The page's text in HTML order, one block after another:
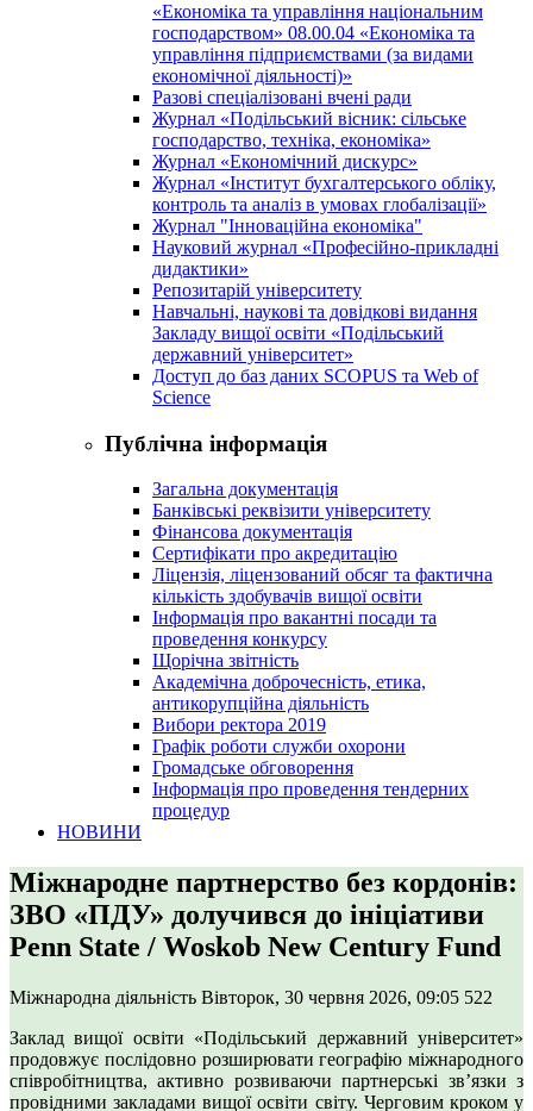
«Економіка та управління національним
господарством» 08.00.04 «Економіка та
управління підприємствами (за видами
економічної діяльності)»
Разові спеціалізовані вчені ради
Журнал «Подільський вісник: сільське
господарство, техніка, економіка»
Журнал «Економічний дискурс»
Журнал «Інститут бухгалтерського обліку,
контроль та аналіз в умовах глобалізації»
Журнал "Інноваційна економіка"
Науковий журнал «Професійно-прикладні
дидактики»
Репозитарій університету
Навчальні, наукові та довідкові видання
Закладу вищої освіти «Подільський
державний університет»
Доступ до баз даних SCOPUS та Web of
Science
Публічна інформація
Загальна документація
Банківські реквізити університету
Фінансова документація
Сертифікати про акредитацію
Ліцензія, ліцензований обсяг та фактична
кількість здобувачів вищої освіти
Інформація про вакантні посади та
проведення конкурсу
Щорічна звітність
Академічна доброчесність, етика,
антикорупційна діяльність
Вибори ректора 2019
Графік роботи служби охорони
Громадське обговорення
Інформація про проведення тендерних
процедур
НОВИНИ
Міжнародне партнерство без кордонів:
ЗВО «ПДУ» долучився до ініціативи
Penn State / Woskob New Century Fund
Міжнародна діяльність Вівторок, 30 червня 2026, 09:05 522
Заклад вищої освіти «Подільський державний університет»
продовжує послідовно розширювати географію міжнародного
співробітництва, активно розвиваючи партнерські зв’язки з
провідними закладами вищої освіти світу. Черговим кроком у